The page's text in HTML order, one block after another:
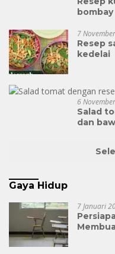
bombay
7
Resep
kedelai
6
Salad
dan
Gaya Hidup
7 Januari